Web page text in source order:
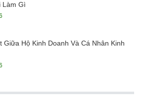
Làm Gì
Giữa Hộ Kinh Doanh Và Cá Nhân Kinh